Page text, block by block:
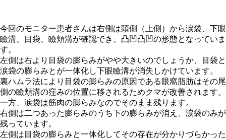
今回のモニター患者さんは右側は頭側（上側）から涙袋、下眼
瞼溝、目袋、瞼頬溝が確認でき、凸凹凸凹の形態となっていま
す。
左側は右より目袋の膨らみがやや大きいのでしょうか、目袋と
涙袋の膨らみとが一体化し下眼瞼溝が消失しかけています。
裏ハムラ法により目袋の膨らみの原因である眼窩脂肪はその尾
側の瞼頬溝の窪みの位置に移されるためクマが改善されます。
一方、涙袋は筋肉の膨らみなのでそのまま残ります。
右側は二つあった膨らみのうち下の膨らみが消え、涙袋のみが
残っています。
左側は目袋の膨らみと一体化してその存在が分かりづらかった